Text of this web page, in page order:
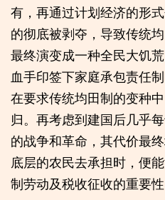
有，再通过计划经济的形
的彻底被剥夺，导致传统
最终演变成一种全民大饥
血手印签下家庭承包责任
在要求传统均田制的变种
归。再考虑到建国后几乎
的战争和革命，其代价最
底层的农民去承担时，便
制劳动及税收征收的重要性